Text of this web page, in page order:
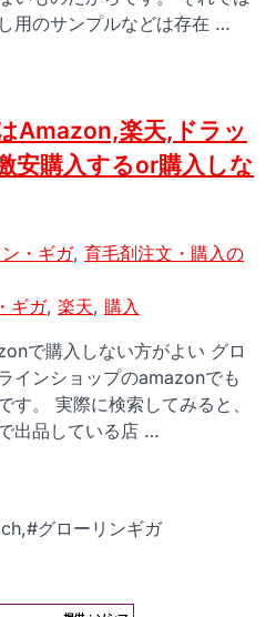
用のサンプルなどは存在 …
Amazon,楽天,ドラッ
安購入するor購入しな
・ギガ, 育毛剤注文・購入の
ギガ, 楽天, 購入
で購入しない方がよい グロ
インショップのamazonでも
す。 実際に検索してみると、
出品している店 …
グローリンギガ